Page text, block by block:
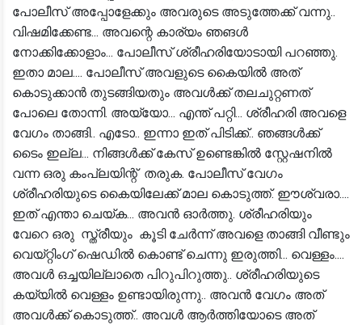
പോലീസ് അപ്പോളേക്കും അവരുടെ അടുത്തേക്ക് വന്നു..
വിഷമിക്കേണ്ട... അവന്റെ കാര്യം ഞങൾ
നോക്കിക്കോളാം... പോലീസ് ശ്രീഹരിയോടായി പറഞ്ഞു.
ഇതാ മാല.... പോലീസ് അവളുടെ കൈയിൽ അത്
കൊടുക്കാൻ തുടങ്ങിയതും അവൾക്ക് തലചുറ്റണത്
പോലെ തോന്നി. അയ്യോ... എന്ത് പറ്റി... ശ്രീഹരി അവളെ
വേഗം താങ്ങി.. എടോ.. ഇന്നാ ഇത് പിടിക്ക്.. ഞങ്ങൾക്ക്
ടൈം ഇല്ല... നിങ്ങൾക്ക് കേസ് ഉണ്ടെങ്കിൽ സ്റ്റേഷനിൽ
വന്ന ഒരു കംപ്ലയിന്റ് തരുക. പോലീസ് വേഗം
ശ്രീഹരിയുടെ കൈയിലേക്ക് മാല കൊടുത്ത്. ഈശ്വരാ....
ഇത് എന്താ ചെയ്ക... അവൻ ഓർത്തു. ശ്രീഹരിയും
വേറെ ഒരു സ്ത്രീയും കൂടി ചേർന്ന് അവളെ താങ്ങി വീണ്ടും
വെയ്റ്റിംഗ് ഷെഡിൽ കൊണ്ട് ചെന്നു ഇരുത്തി... വെള്ളം....
അവൾ ഒച്ചയില്ലാതെ പിറുപിറുത്തു.. ശ്രീഹരിയുടെ
കയ്യിൽ വെള്ളം ഉണ്ടായിരുന്നു.. അവൻ വേഗം അത്
അവൾക്ക് കൊടുത്ത്.. അവൾ ആർത്തിയോടെ അത്